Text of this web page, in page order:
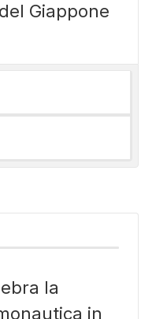
Giappone
la
in